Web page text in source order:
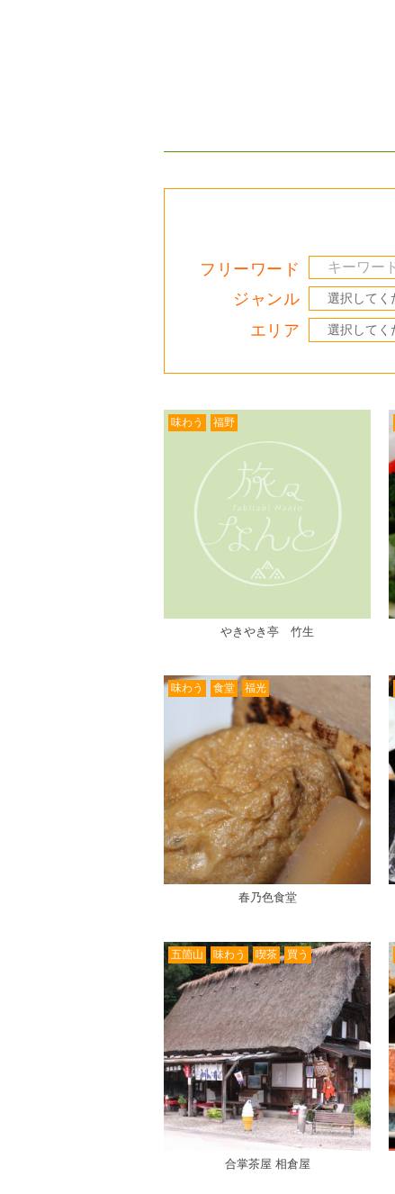
フリーワード
ジャンル
エリア
味わう 福野
やきやき亭 竹生
味わう 食堂 福光
春乃色食堂
五箇山 味わう 喫茶 買う
合掌茶屋 相倉屋